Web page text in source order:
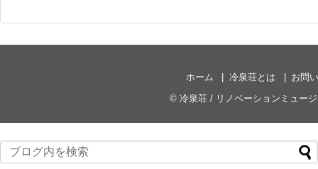
ホーム 冷泉荘とは
お問
© 冷泉荘 / リノベーションミュー